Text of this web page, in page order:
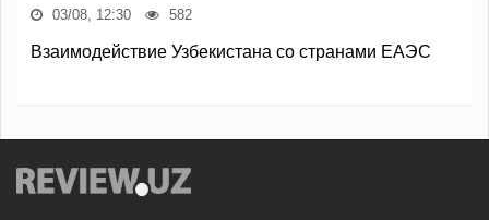
03/08, 12:30 582
Взаимодействие Узбекистана со странами ЕАЭС